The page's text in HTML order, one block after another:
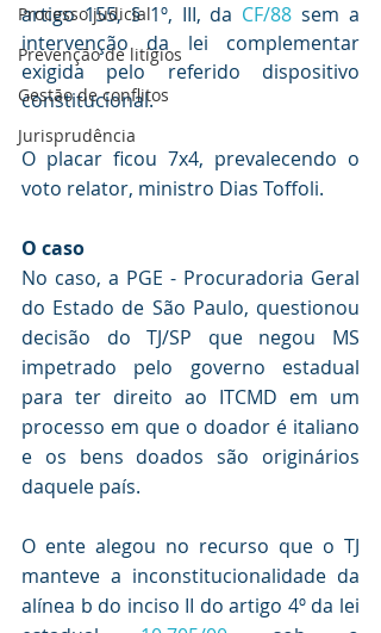
Processo judicial
Prevenção de litígios
Gestāo de conflitos
Jurisprudência
artigo 155, § 1º, III, da CF/88 sem a
intervenção da lei complementar
exigida pelo referido dispositivo
constitucional.
O placar ficou 7x4, prevalecendo o
voto relator, ministro Dias Toffoli.
O caso
No caso, a PGE - Procuradoria Geral
do Estado de São Paulo, questionou
decisão do TJ/SP que negou MS
impetrado pelo governo estadual
para ter direito ao ITCMD em um
processo em que o doador é italiano
e os bens doados são originários
daquele país.
O ente alegou no recurso que o TJ
manteve a inconstitucionalidade da
alínea b do inciso II do artigo 4º da lei